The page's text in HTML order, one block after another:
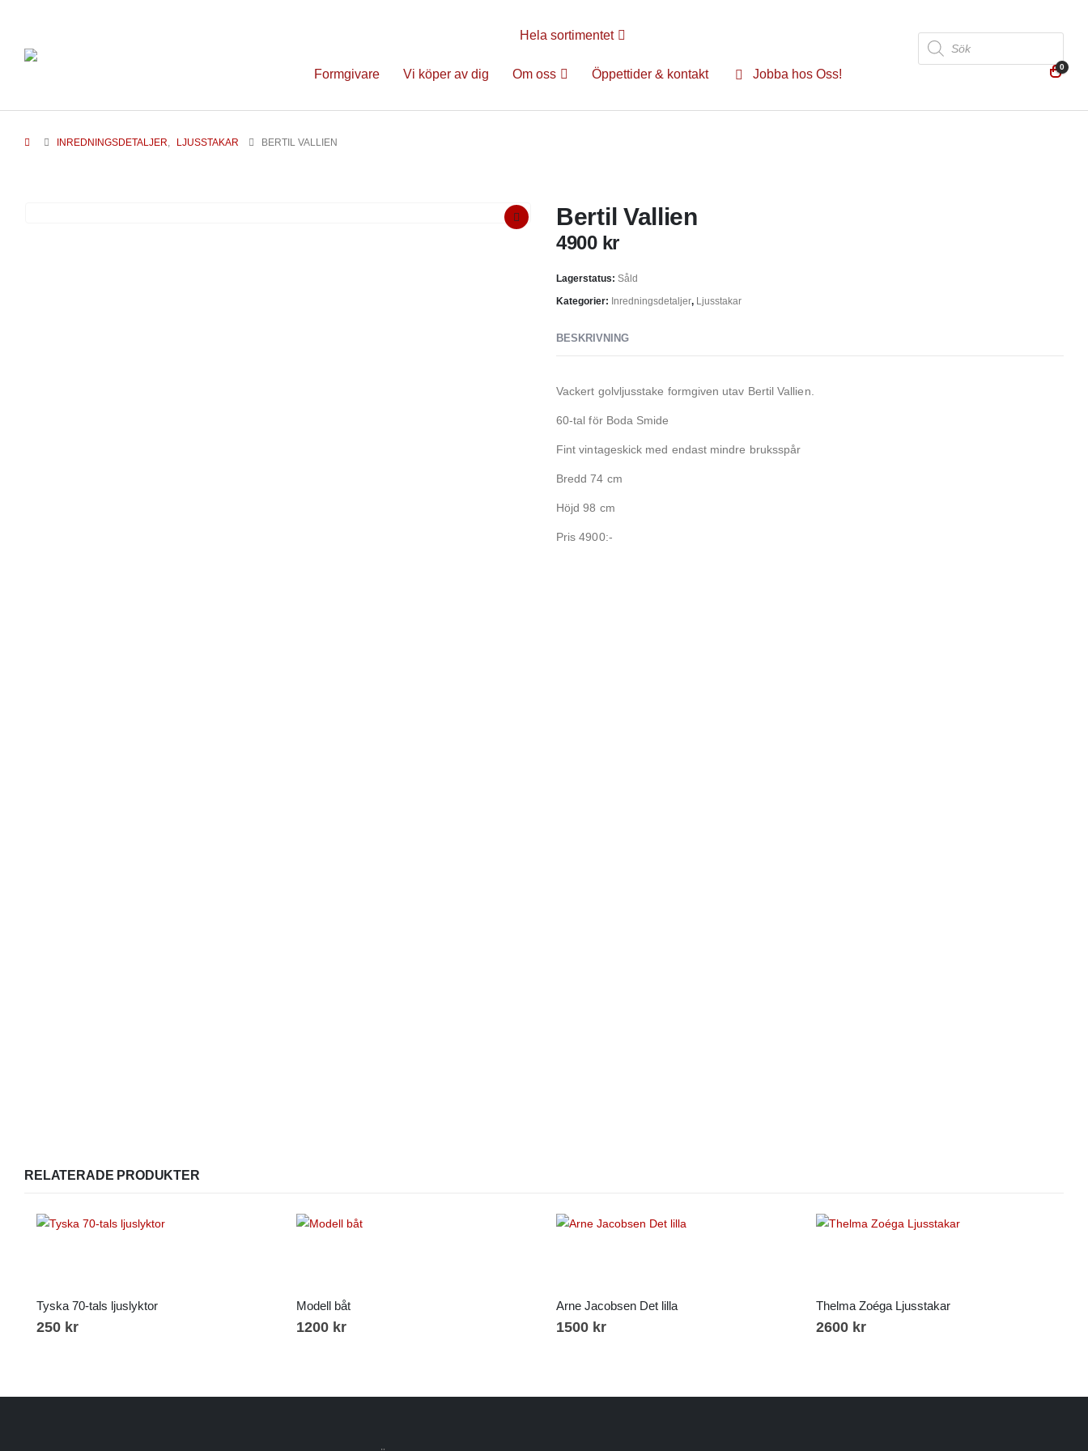
Hela sortimentet
Formgivare Vi köper av dig Om oss Öppettider & kontakt Jobba hos Oss!
Produktsökning
0
INREDNINGSDETALJER, LJUSSTAKAR BERTIL VALLIEN
Bertil Vallien
4900 kr
Lagerstatus: Såld
Kategorier: Inredningsdetaljer, Ljusstakar
BESKRIVNING
Vackert golvljusstake formgiven utav Bertil Vallien.
60-tal för Boda Smide
Fint vintageskick med endast mindre bruksspår
Bredd 74 cm
Höjd 98 cm
Pris 4900:-
RELATERADE PRODUKTER
Tyska 70-tals ljuslyktor
250 kr
Modell båt
1200 kr
Arne Jacobsen Det lilla
1500 kr
Thelma Zoéga Ljusstakar
2600 kr